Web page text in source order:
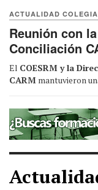
ACTUALIDAD
Reunión con
Conciliación
El COESRM y la
CARM mantuvieron